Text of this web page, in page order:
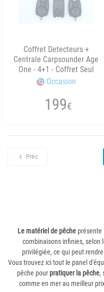
Coffret Detecteurs +
Centrale Carpsounder Age
One - 4+1 - Coffret Seul
Occasion
199€
Préc
Le matériel de pêche présente
combinaisons infinies, selon
privilégiée, ce qui peut
Vous trouvez ici tout le panel
pêche pour pratiquer la pêche,
comme en mer au meilleur